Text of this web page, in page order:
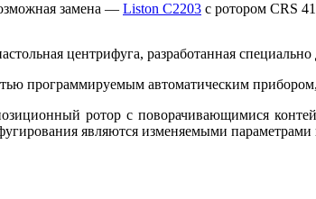
замена — Liston C2203 с ротором CRS
центрифуга, разработанная
программируемым автоматическим
ротор с поворачивающимися
являются изменяемыми